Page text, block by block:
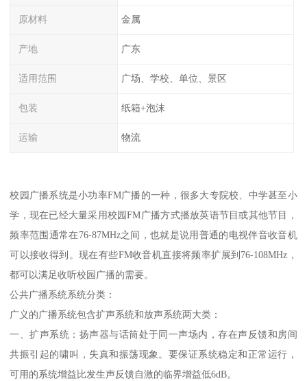
原材料 金属
产地 广东
适用范围 广场、学校、单位、景区
包装 纸箱+泡沫
运输 物流
校园广播系统是小功率FM广播的一种，很多大专院校、中学甚至小
学，现在已经大量采用校园FM广播方式播放英语节目或其他节目，
频率范围通常在76-87MHz之间，也就是说用普通的电视伴音收音机
可以接收得到。现在有些FM收音机直接将频率扩展到76-108MHz，
都可以满足收听校园广播的需要。
公共广播系统系统分类：
广义的广播系统包含扩声系统和放声系统两大类：
一、扩声系统：扬声器与话筒处于同一声场内，存在声反馈和房间
共振引起的啸叫，失真和振荡现象。要保证系统稳定和正常运行，
可用的系统增益比发生声反馈自激的临界增益低6dB。